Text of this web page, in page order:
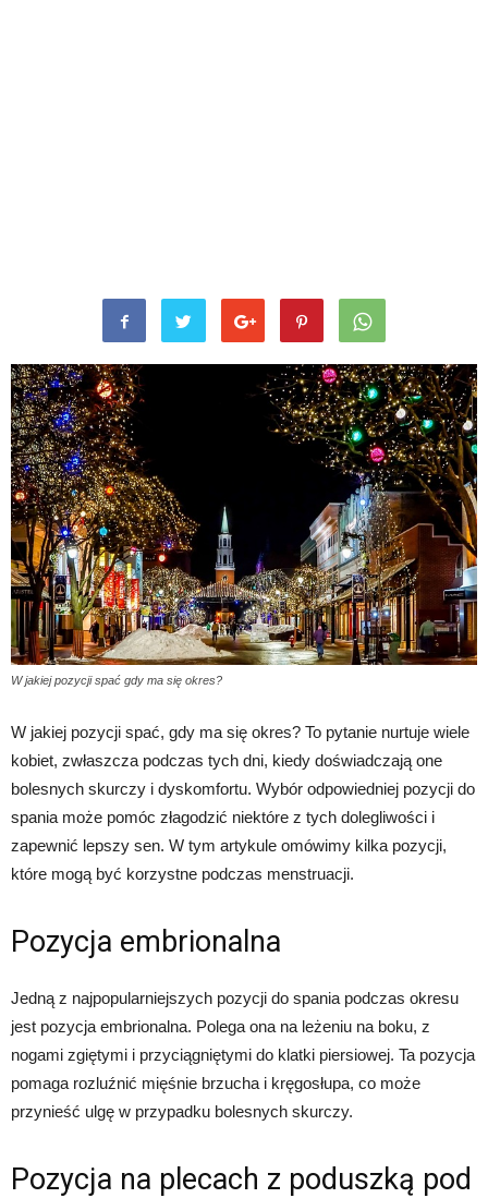
W jakiej pozycji spać gdy ma się okres?
W jakiej pozycji spać, gdy ma się okres? To pytanie nurtuje wiele
kobiet, zwłaszcza podczas tych dni, kiedy doświadczają one
bolesnych skurczy i dyskomfortu. Wybór odpowiedniej pozycji do
spania może pomóc złagodzić niektóre z tych dolegliwości i
zapewnić lepszy sen. W tym artykule omówimy kilka pozycji,
które mogą być korzystne podczas menstruacji.
Pozycja embrionalna
Jedną z najpopularniejszych pozycji do spania podczas okresu
jest pozycja embrionalna. Polega ona na leżeniu na boku, z
nogami zgiętymi i przyciągniętymi do klatki piersiowej. Ta pozycja
pomaga rozluźnić mięśnie brzucha i kręgosłupa, co może
przynieść ulgę w przypadku bolesnych skurczy.
Pozycja na plecach z poduszką pod